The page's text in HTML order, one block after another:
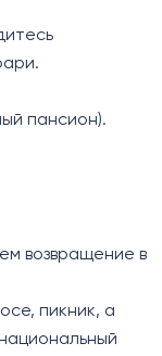
пансион).
возвращение в
пикник, а